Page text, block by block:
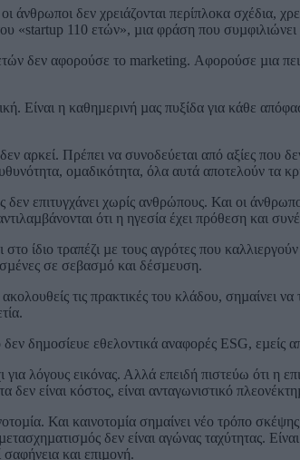
άνθρωποι δεν χρειάζονται περίπλοκα σχέδια,
«startup 110 ετών», µια φράση που
δεν αφορούσε το marketing. Αφορούσε µια
Είναι η καθηµερινή µας πυξίδα για κάθε
αρκεί. Πρέπει να συνοδεύεται από αξίες που
οµαδικότητα, όλα αυτά αποτελούν τα
δεν επιτυγχάνει χωρίς ανθρώπους. Και οι
ότι η ηγεσία έχει πρόθεση και
ίδιο τραπέζι µε τους αγρότες που
σε σεβασµό και δέσµευση.
τις πρακτικές του κλάδου, σηµαίνει να
δηµοσίευε εθελοντικά αναφορές ESG, εµείς
για λόγους εικόνας. Αλλά επειδή πιστεύω ότι η
δεν είναι κόστος, είναι ανταγωνιστικό
Και καινοτοµία σηµαίνει νέο τρόπο
δεν είναι αγώνας ταχύτητας.
σαφήνεια και επιµονή.